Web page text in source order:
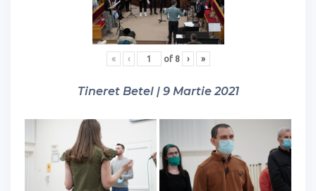
« ‹ of 8 › »
Tineret Betel | 9 Martie 2021